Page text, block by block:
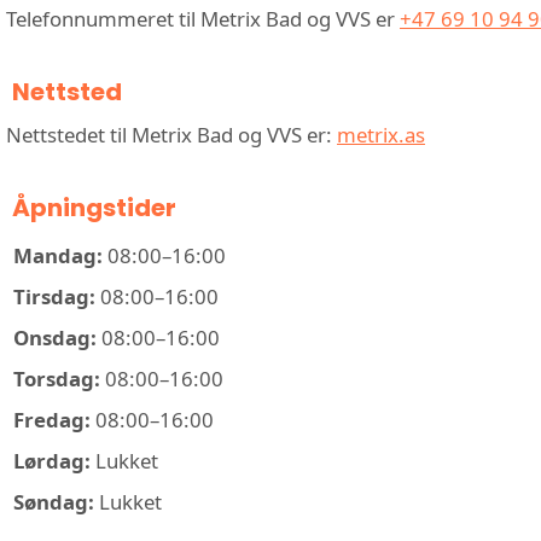
Telefonnummeret til Metrix Bad og VVS er+47 69 10 94
Nettsted
Nettstedet til Metrix Bad og VVS er: metrix.as
Åpningstider
Mandag: 08:00–16:00
Tirsdag: 08:00–16:00
Onsdag: 08:00–16:00
Torsdag: 08:00–16:00
Fredag: 08:00–16:00
Lørdag: Lukket
Søndag: Lukket